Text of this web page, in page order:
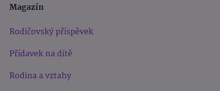
Magazín
Rodičovský příspěvek
Přídavek na dítě
Rodina a vztahy